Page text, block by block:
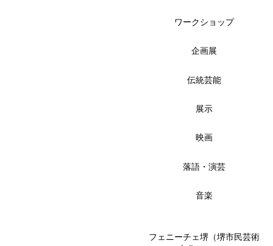
ワークショップ
企画展
伝統芸能
展示
映画
落語・演芸
音楽
フェニーチェ堺（堺市民芸術